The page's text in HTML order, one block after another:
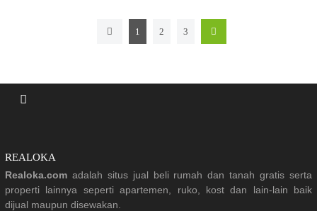
1 2 3
REALOKA
Realoka.com adalah situs jual beli rumah dan tanah gratis serta
properti lainnya seperti apartemen, ruko, kost dan lain-lain baik
dijual maupun disewakan.